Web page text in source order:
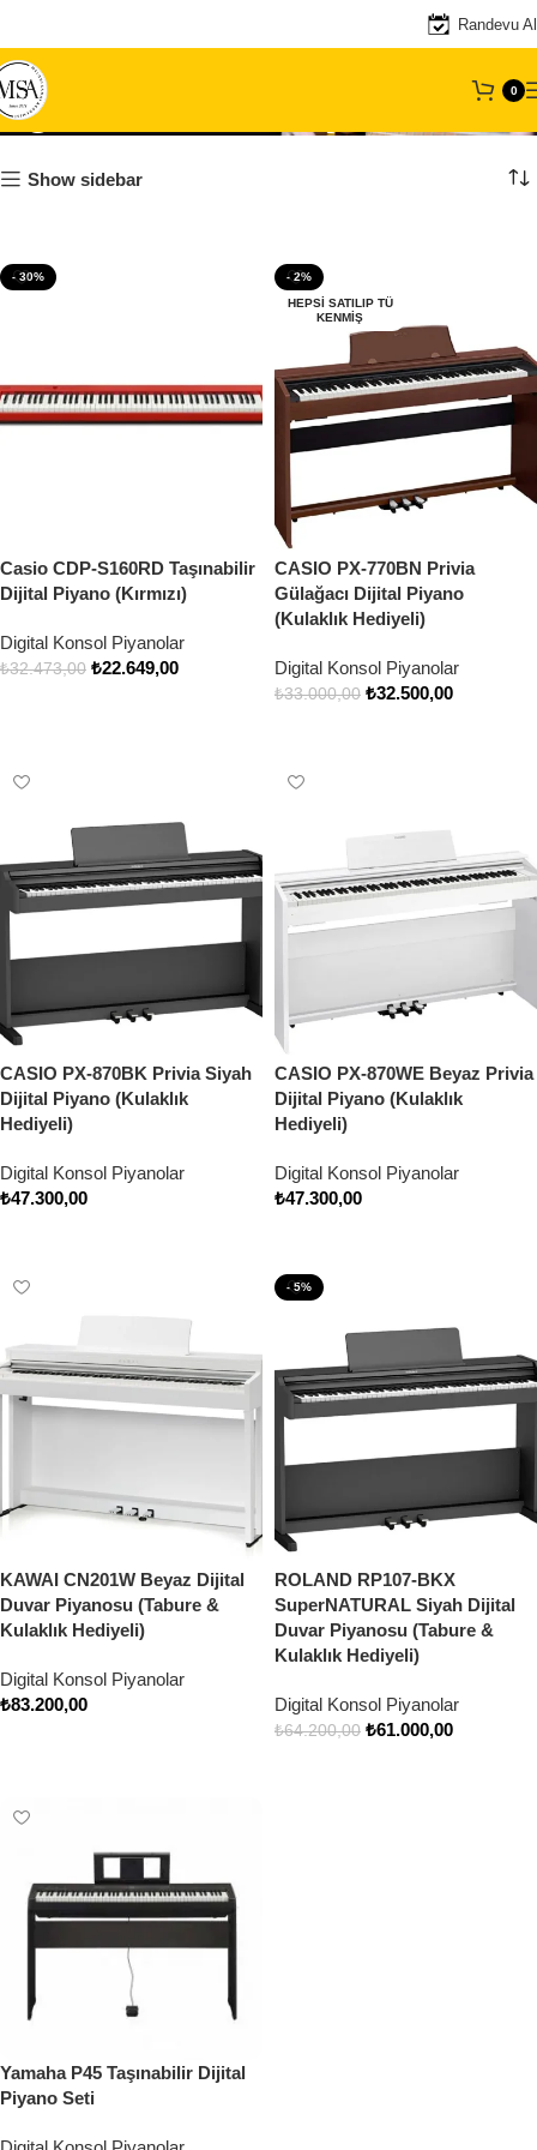
Randevu Al
0
Konsol Piyanolar
Show sidebar
- 30%
Casio CDP-S160RD Taşınabilir
Dijital Piyano (Kırmızı)
Digital Konsol Piyanolar
₺32.473,00 ₺22.649,00
- 2%
HEPSI SATILIP TÜ
KENMIŞ
CASIO PX-770BN Privia
Gülağacı Dijital Piyano
(Kulaklık Hediyeli)
Digital Konsol Piyanolar
₺33.000,00 ₺32.500,00
CASIO PX-870BK Privia Siyah
Dijital Piyano (Kulaklık
Hediyeli)
Digital Konsol Piyanolar
₺47.300,00
CASIO PX-870WE Beyaz Privia
Dijital Piyano (Kulaklık
Hediyeli)
Digital Konsol Piyanolar
₺47.300,00
KAWAI CN201W Beyaz Dijital
Duvar Piyanosu (Tabure &
Kulaklık Hediyeli)
Digital Konsol Piyanolar
₺83.200,00
- 5%
ROLAND RP107-BKX
SuperNATURAL Siyah Dijital
Duvar Piyanosu (Tabure &
Kulaklık Hediyeli)
Digital Konsol Piyanolar
₺64.200,00 ₺61.000,00
Yamaha P45 Taşınabilir Dijital
Piyano Seti